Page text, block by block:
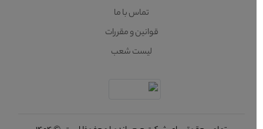
تماس با ما
قوانین و مقررات
لیست شعب